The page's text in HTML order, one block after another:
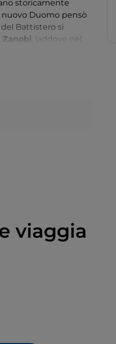
storicamente
Duomo pensò
del Battistero si
Zanobi , laddove nel
al Campanile, e il
viaggia